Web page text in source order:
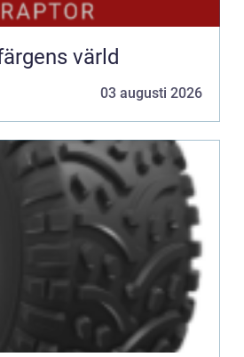
värld
03 augusti 2026